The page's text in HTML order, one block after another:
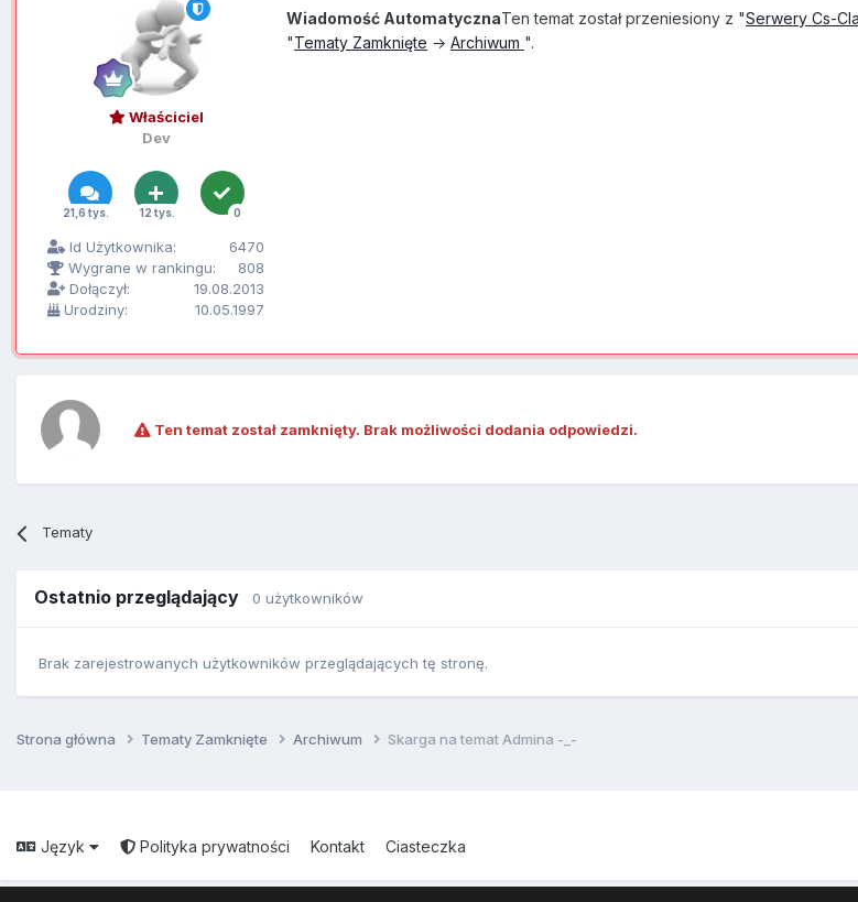
Właściciel
Dev
21,6 tys. 12 tys. 0
Id Użytkownika:
6470
Wygrane w rankingu:
808
Dołączył:
19.08.2013
Urodziny:
10.05.1997
Wiadomość AutomatycznaTen temat został przeniesiony z "Serwery Cs-
"Tematy Zamknięte → Archiwum ".
Ten temat został zamknięty. Brak możliwości dodania odpowiedzi.
Tematy
Ostatnio przeglądający 0 użytkowników
Brak zarejestrowanych użytkowników przeglądających tę stronę.
Strona główna Tematy Zamknięte Archiwum Skarga na temat Admina -_-
Język Polityka prywatności Kontakt Ciasteczka